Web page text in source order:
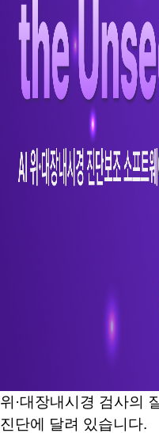
위·대장내시경 검사의
진단에 달려 있습니다.